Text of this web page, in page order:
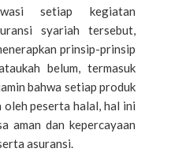
setiap kegiatan
syariah tersebut,
prinsip-prinsip
belum, termasuk
bahwa setiap produk
oleh peserta halal, hal ini
aman dan kepercayaan
asuransi.